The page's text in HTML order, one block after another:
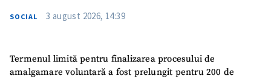
SOCIAL 3 august 2026, 14:39
Termenul limită pentru finalizarea procesului de
amalgamare voluntară a fost prelungit pentru 200 de